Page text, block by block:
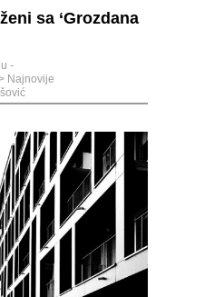
sa ‘Grozdana
-
Najnovije